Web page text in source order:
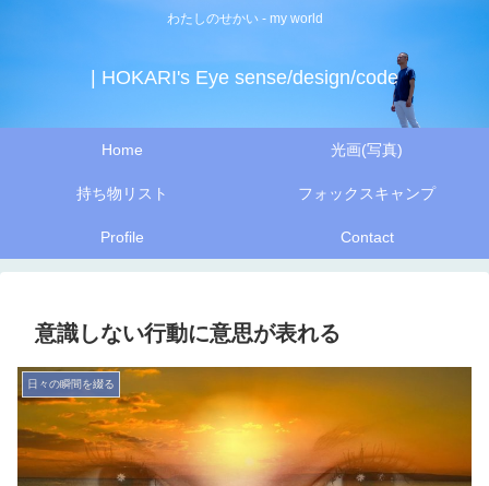
わたしのせかい - my world
| HOKARI's Eye sense/design/code
Home 光画(写真)
持ち物リスト フォックスキャンプ
Profile Contact
意識しない行動に意思が表れる
日々の瞬間を綴る